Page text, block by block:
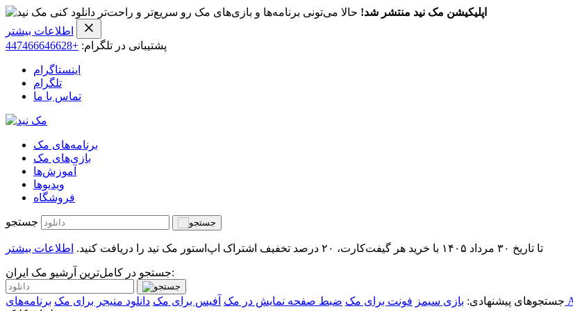
اپلیکیشن مک نید منتشر شد! حالا می‌تونی برنامه‌ها و بازی‌های مک رو سریع‌تر و راحت‌تر دانلود کنی
اطلاعات بیشتر
پشتیبانی در تلگرام: +447466646628
اینستاگرام
تلگرام
تماس با ما
برنامه‌های مک
بازی‌های مک
آموزش‌ها
ویدیو‌ها
فروشگاه
جستجو
تا تاریخ ۳۰ مرداد ۱۴۰۵ با خرید هر گیفت‌کارت، ۲۰ درصد تخفیف اشتراک اپ‌استور مک نید را دریافت کنید. اطلاعات بیشتر
جستجو در کامل‌ترین آرشیو مک ایران:
جستجوهای پیشنهادی: بازی سیمز فونت برای مک ضبط صفحه نمایش در مک آفیس برای مک دانلود منیجر برای مک